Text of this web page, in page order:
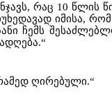
რაც 10 წლის
იმისა,
ჩემს
ღირებული.“